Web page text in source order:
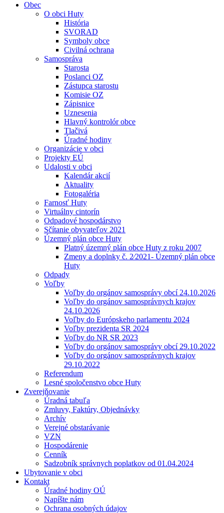
Obec
O obci Huty
História
SVORAD
Symboly obce
Civilná ochrana
Samospráva
Starosta
Poslanci OZ
Zástupca starostu
Komisie OZ
Zápisnice
Uznesenia
Hlavný kontrolór obce
Tlačivá
Úradné hodiny
Organizácie v obci
Projekty EÚ
Udalosti v obci
Kalendár akcií
Aktuality
Fotogaléria
Farnosť Huty
Virtuálny cintorín
Odpadové hospodárstvo
Sčítanie obyvateľov 2021
Územný plán obce Huty
Platný územný plán obce Huty z roku 2007
Zmeny a doplnky č. 2⁄2021- Územný plán obce
Huty
Odpady
Voľby
Voľby do orgánov samosprávy obcí 24.10.2026
Voľby do orgánov samosprávnych krajov
24.10.2026
Voľby do Európskeho parlamentu 2024
Voľby prezidenta SR 2024
Voľby do NR SR 2023
Voľby do orgánov samosprávy obcí 29.10.2022
Voľby do orgánov samosprávnych krajov
29.10.2022
Referendum
Lesné spoločenstvo obce Huty
Zverejňovanie
Úradná tabuľa
Zmluvy, Faktúry, Objednávky
Archív
Verejné obstarávanie
VZN
Hospodárenie
Cenník
Sadzobník správnych poplatkov od 01.04.2024
Ubytovanie v obci
Kontakt
Úradné hodiny OÚ
Napíšte nám
Ochrana osobných údajov